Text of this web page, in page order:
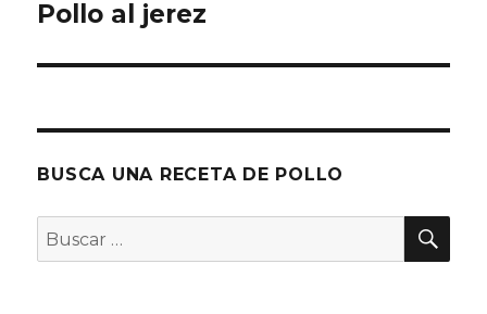
Pollo al jerez
BUSCA UNA RECETA DE POLLO
Buscar
por: